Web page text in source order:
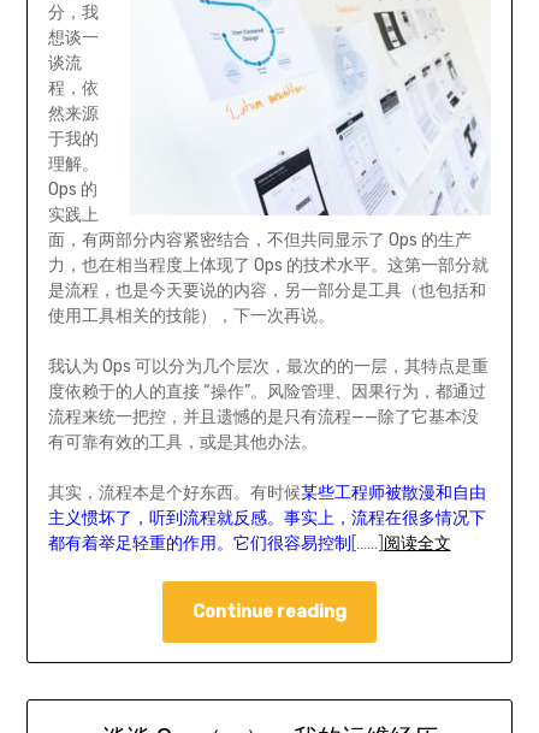
分，我
想谈一
谈流
程，依
然来源
于我的
理解。
Ops 的
实践上
面，有两部分内容紧密结合，不但共同显示了 Ops 的生产
力，也在相当程度上体现了 Ops 的技术水平。这第一部分就
是流程，也是今天要说的内容，另一部分是工具（也包括和
使用工具相关的技能），下一次再说。
我认为 Ops 可以分为几个层次，最次的的一层，其特点是重
度依赖于的人的直接 “操作”。风险管理、因果行为，都通过
流程来统一把控，并且遗憾的是只有流程——除了它基本没
有可靠有效的工具，或是其他办法。
其实，流程本是个好东西。有时候某些工程师被散漫和自由
主义惯坏了，听到流程就反感。事实上，流程在很多情况下
都有着举足轻重的作用。它们很容易控制 [……] 阅读全文
Continue reading